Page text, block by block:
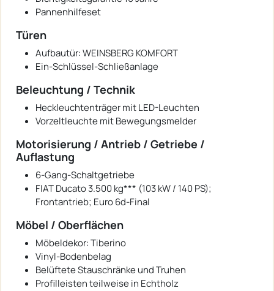
Pannenhilfeset
Türen
Aufbautür: WEINSBERG KOMFORT
Ein-Schlüssel-Schließanlage
Beleuchtung / Technik
Heckleuchtenträger mit LED-Leuchten
Vorzeltleuchte mit Bewegungsmelder
Motorisierung / Antrieb / Getriebe /
Auflastung
6-Gang-Schaltgetriebe
FIAT Ducato 3.500 kg*** (103 kW / 140 PS);
Frontantrieb; Euro 6d-Final
Möbel / Oberflächen
Möbeldekor: Tiberino
Vinyl-Bodenbelag
Belüftete Stauschränke und Truhen
Profilleisten teilweise in Echtholz